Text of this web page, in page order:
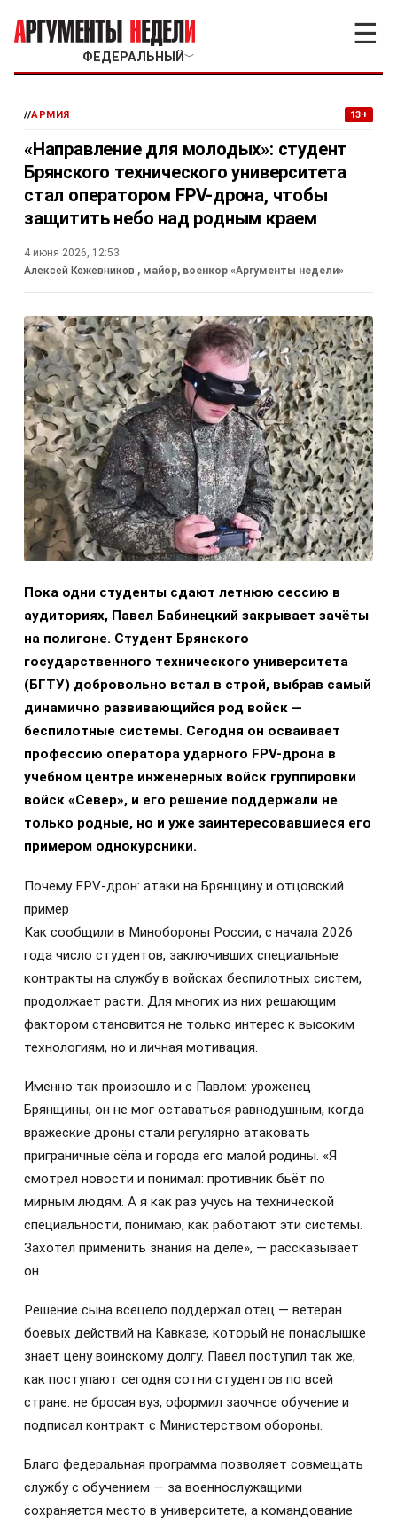
ФЕДЕРАЛЬНЫЙ ﹀
☰
//АРМИЯ 13+
«Направление для молодых»: студент
Брянского технического университета
стал оператором FPV-дрона, чтобы
защитить небо над родным краем
4 июня 2026, 12:53
Алексей Кожевников , майор, военкор «Аргументы недели»
Пока одни студенты сдают летнюю сессию в
аудиториях, Павел Бабинецкий закрывает зачёты
на полигоне. Студент Брянского
государственного технического университета
(БГТУ) добровольно встал в строй, выбрав самый
динамично развивающийся род войск —
беспилотные системы. Сегодня он осваивает
профессию оператора ударного FPV-дрона в
учебном центре инженерных войск группировки
войск «Север», и его решение поддержали не
только родные, но и уже заинтересовавшиеся его
примером однокурсники.
Почему FPV-дрон: атаки на Брянщину и отцовский
пример
Как сообщили в Минобороны России, с начала 2026
года число студентов, заключивших специальные
контракты на службу в войсках беспилотных систем,
продолжает расти. Для многих из них решающим
фактором становится не только интерес к высоким
технологиям, но и личная мотивация.
Именно так произошло и с Павлом: уроженец
Брянщины, он не мог оставаться равнодушным, когда
вражеские дроны стали регулярно атаковать
приграничные сёла и города его малой родины. «Я
смотрел новости и понимал: противник бьёт по
мирным людям. А я как раз учусь на технической
специальности, понимаю, как работают эти системы.
Захотел применить знания на деле», — рассказывает
он.
Решение сына всецело поддержал отец — ветеран
боевых действий на Кавказе, который не понаслышке
знает цену воинскому долгу. Павел поступил так же,
как поступают сегодня сотни студентов по всей
стране: не бросая вуз, оформил заочное обучение и
подписал контракт с Министерством обороны.
Благо федеральная программа позволяет совмещать
службу с обучением — за военнослужащими
сохраняется место в университете, а командование